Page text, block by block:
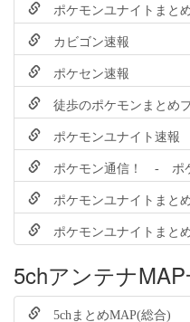
ポケモンユナイトまと
カビゴン速報
ポケセン速報
徒歩のポケモンまと
ポケモンユナイト速
ポケモン通信！ - ポ
ポケモンユナイトまと
ポケモンユナイトまと
5chアンテナ
5chまとめMAP(総合)